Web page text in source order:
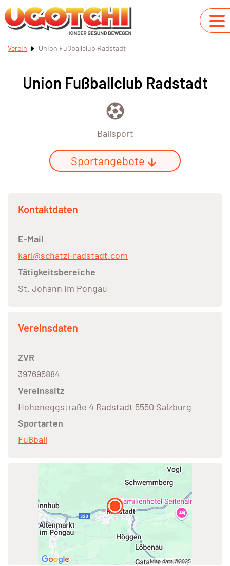
Verein Union Fußballclub Radstadt
Union Fußballclub Radstadt
Ballsport
Sportangebote
Kontaktdaten
E-Mail
karl@schatzl-radstadt.com
Tätigkeitsbereiche
St. Johann im Pongau
Vereinsdaten
ZVR
397695884
Vereinssitz
Hoheneggstraße 4 Radstadt 5550 Salzburg
Sportarten
Fußball